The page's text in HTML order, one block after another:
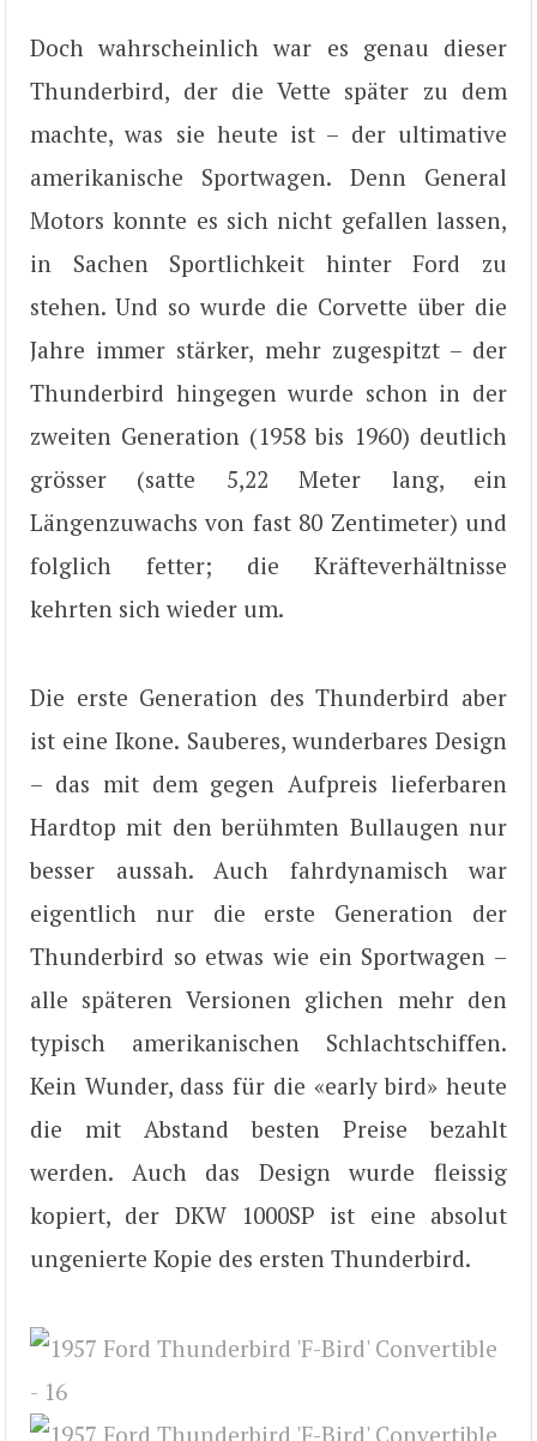
Doch wahrscheinlich war es genau dieser
Thunderbird, der die Vette später zu dem
machte, was sie heute ist – der ultimative
amerikanische Sportwagen. Denn General
Motors konnte es sich nicht gefallen lassen,
in Sachen Sportlichkeit hinter Ford zu
stehen. Und so wurde die Corvette über die
Jahre immer stärker, mehr zugespitzt – der
Thunderbird hingegen wurde schon in der
zweiten Generation (1958 bis 1960) deutlich
grösser (satte 5,22 Meter lang, ein
Längenzuwachs von fast 80 Zentimeter) und
folglich fetter; die Kräfteverhältnisse
kehrten sich wieder um.
Die erste Generation des Thunderbird aber
ist eine Ikone. Sauberes, wunderbares Design
– das mit dem gegen Aufpreis lieferbaren
Hardtop mit den berühmten Bullaugen nur
besser aussah. Auch fahrdynamisch war
eigentlich nur die erste Generation der
Thunderbird so etwas wie ein Sportwagen –
alle späteren Versionen glichen mehr den
typisch amerikanischen Schlachtschiffen.
Kein Wunder, dass für die «early bird» heute
die mit Abstand besten Preise bezahlt
werden. Auch das Design wurde fleissig
kopiert, der DKW 1000SP ist eine absolut
ungenierte Kopie des ersten Thunderbird.